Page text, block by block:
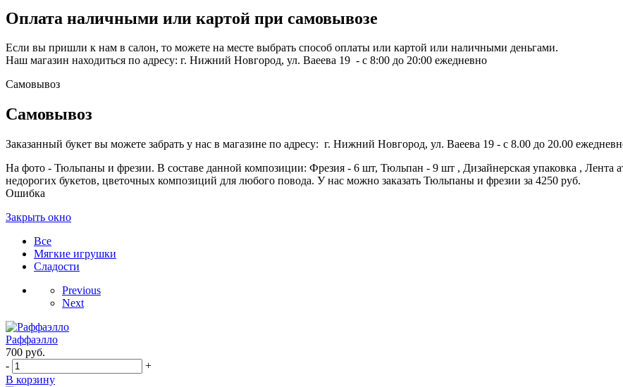
Оплата наличными или картой при самовывозе
Если вы пришли к нам в салон, то можете на месте выбрать способ оплаты или картой или наличными деньгами.
Наш магазин находиться по адресу: г. Нижний Новгород, ул. Ваеева 19 - с 8:00 до 20:00 ежедневно
Самовывоз
Самовывоз
Заказанный букет вы можете забрать у нас в магазине по адресу: г. Нижний Новгород, ул. Ваеева 19 - с 8.00 до 20.00
На фото - Тюльпаны и фрезии. В составе данной композиции: Фрезия - 6 шт, Тюльпан - 9 шт , Дизайнерская упаковка , Лента
недорогих букетов, цветочных композиций для любого повода. У нас можно заказать Тюльпаны и фрезии за 4250 руб.
Ошибка
Закрыть окно
Все
Мягкие игрушки
Сладости
Previous
Next
Раффаэлло
700 руб.
-
+
В корзину